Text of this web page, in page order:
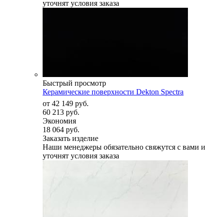
уточнят условия заказа
Быстрый просмотр
Керамические поверхности Dekton Spectra
от 42 149 руб.
60 213 руб.
Экономия
18 064 руб.
Заказать изделие
Наши менеджеры обязательно свяжутся с вами и
уточнят условия заказа